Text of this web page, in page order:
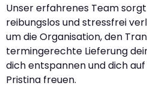
Unser erfahrenes Team
reibungslos und stressfrei
um die Organisation, den
termingerechte Lieferung
dich entspannen und dich
Pristina freuen.